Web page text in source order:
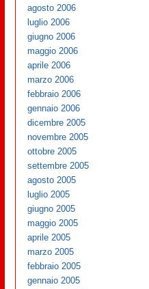
agosto 2006
luglio 2006
giugno 2006
maggio 2006
aprile 2006
marzo 2006
febbraio 2006
gennaio 2006
dicembre 2005
novembre 2005
ottobre 2005
settembre 2005
agosto 2005
luglio 2005
giugno 2005
maggio 2005
aprile 2005
marzo 2005
febbraio 2005
gennaio 2005